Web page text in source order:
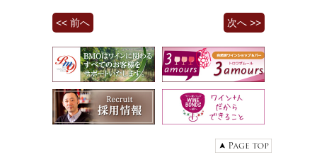
<< 前へ 次へ >>